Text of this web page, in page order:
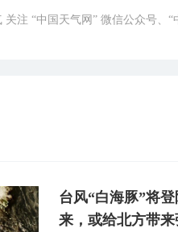
关注 “中国天气网” 微信公众号、
台风“白海豚”将
来，或给北方带